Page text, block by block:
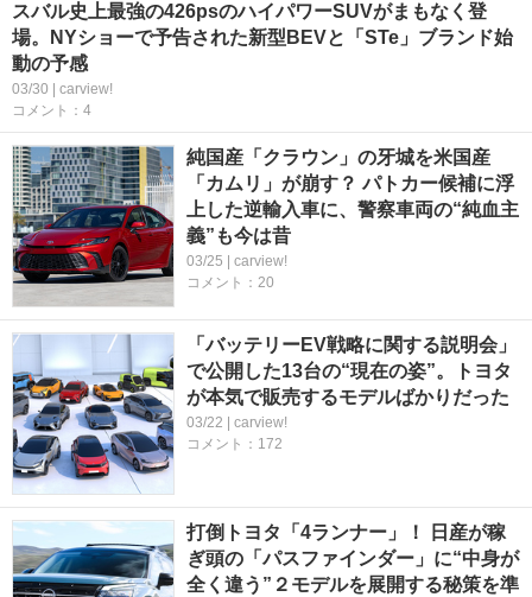
スバル史上最強の426psのハイパワーSUVがまもなく登
場。NYショーで予告された新型BEVと「STe」ブランド始
動の予感
03/30 | carview!
コメント：4
純国産「クラウン」の牙城を米国産
「カムリ」が崩す？ パトカー候補に浮
上した逆輸入車に、警察車両の“純血主
義”も今は昔
03/25 | carview!
コメント：20
「バッテリーEV戦略に関する説明会」
で公開した13台の“現在の姿”。トヨタ
が本気で販売するモデルばかりだった
03/22 | carview!
コメント：172
打倒トヨタ「4ランナー」！ 日産が稼
ぎ頭の「パスファインダー」に“中身が
全く違う”２モデルを展開する秘策を準